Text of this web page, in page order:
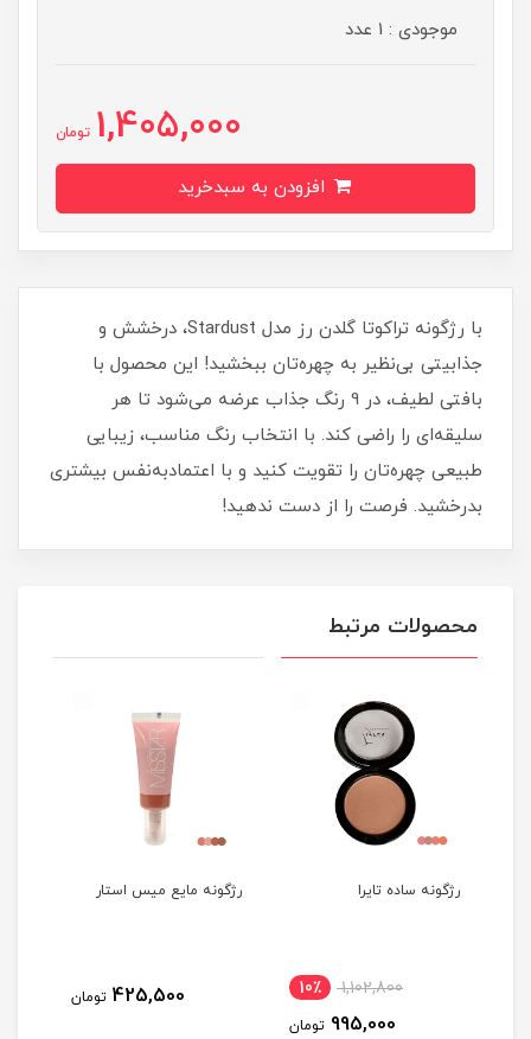
موجودی : 1 عدد
1,405,000 تومان
با رژگونه تراکوتا گلدن رز مدل Stardust، درخشش و
جذابیتی بی‌نظیر به چهره‌تان ببخشید! این محصول با
بافتی لطیف، در 9 رنگ جذاب عرضه می‌شود تا هر
سلیقه‌ای را راضی کند. با انتخاب رنگ مناسب، زیبایی
طبیعی چهره‌تان را تقویت کنید و با اعتمادبه‌نفس بیشتری
بدرخشید. فرصت را از دست ندهید!
محصولات مرتبط
رژگونه ساده تایرا
1,102,800 10٪
995,000 تومان
رژگونه مایع میس استار
425,500 تومان